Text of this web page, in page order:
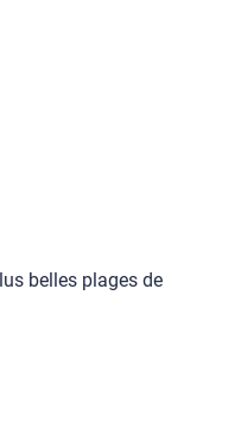
belles plages de